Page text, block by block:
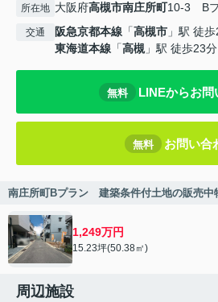
所在地 大阪府高槻市南庄所町10-3 B
交通 阪急京都本線 「高槻市 」駅 徒
東海道本線 「高槻 」駅 徒歩23分
無料 LINEからお問
無料 お問い合
南庄所町Bプラン 建築条件付土地の販売中
1,249万円
15.23坪(50.38㎡)
周辺施設